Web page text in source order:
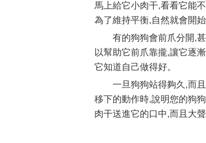
馬上給它小肉干,看看它能
為了維持平衡,自然就會開始
有的狗狗會前爪分開,
以幫助它前爪靠攏,讓它逐
它知道自己做得好。
一旦狗狗站得夠久,而
移下的動作時,說明您的狗
肉干送進它的口中,而且大